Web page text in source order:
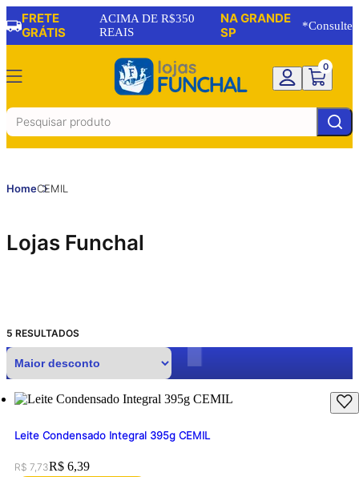
FRETE
GRÁTIS
ACIMA DE R$350
REAIS
NA GRANDE
SP
*Consulte
0
HomeCEMIL
Lojas Funchal
5 RESULTADOS
17% OFF
Leite Condensado Integral 395g CEMIL
Original price:
R$ 7,73Price:
R$ 6,39